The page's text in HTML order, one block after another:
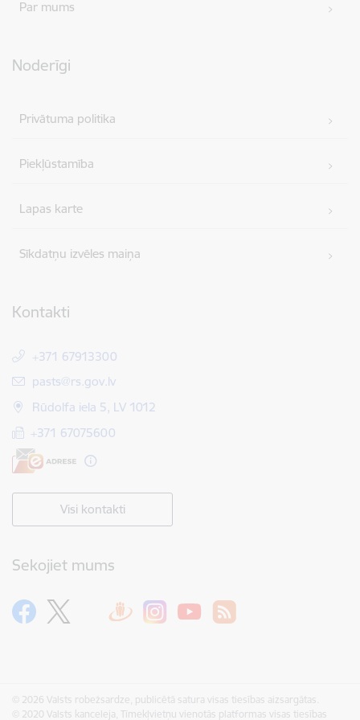
Par mums
Noderīgi
Privātuma politika
Piekļūstamība
Lapas karte
Sīkdatņu izvēles maiņa
Kontakti
+371 67913300
E-pasts:
pasts@rs.gov.lv
Rūdolfa iela 5, LV 1012
+371 67075600
Visi kontakti
Sekojiet mums
© 2026 Valsts robežsardze, publicētā satura visas tiesības aizsargātas.
© 2020 Valsts kanceleja, Tīmekļvietņu vienotās platformas visas tiesības